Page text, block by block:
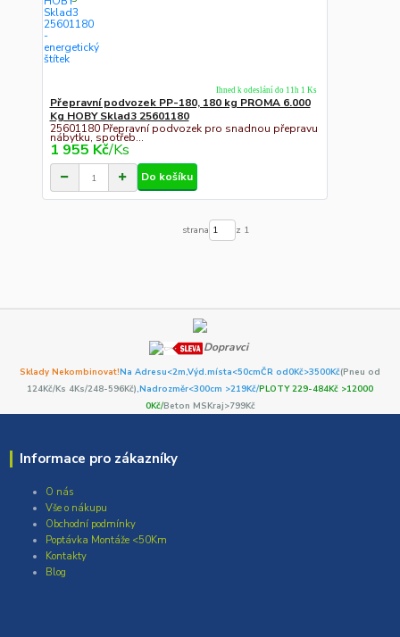
Přepravní podvozek PP-180, 180 kg PROMA 6.000
Kg HOBY Sklad3 25601180
25601180 Přepravní podvozek pro snadnou přepravu
nábytku, spotřeb...
1 955 Kč/Ks
Ihned k odeslání do 11h 1 Ks
Do košíku
strana z 1
Dopravci
Sklady Nekombinovat!Na Adresu<2m, Výd.místa<50cmČR od0Kč>3500Kč(Pneu od
124Kč/Ks 4Ks/248-596Kč) ,Nadrozměr<300cm >219Kč/PLOTY 229-484Kč >12000
0Kč/Beton MSKraj>799Kč
Informace pro zákazníky
O nás
Vše o nákupu
Obchodní podmínky
Poptávka Montáže <50Km
Kontakty
Blog